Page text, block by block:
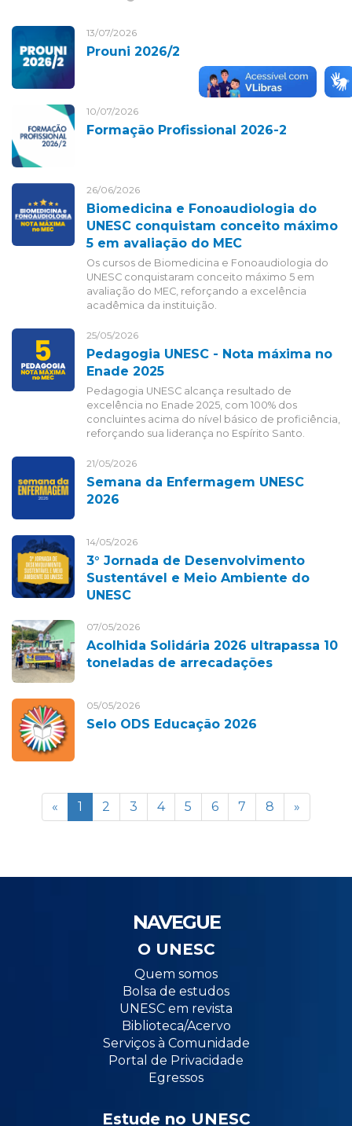
13/07/2026
Prouni 2026/2
10/07/2026
Formação Profissional 2026-2
26/06/2026
Biomedicina e Fonoaudiologia do
UNESC conquistam conceito máximo
5 em avaliação do MEC
Os cursos de Biomedicina e Fonoaudiologia do
UNESC conquistaram conceito máximo 5 em
avaliação do MEC, reforçando a excelência
acadêmica da instituição.
25/05/2026
Pedagogia UNESC - Nota máxima no
Enade 2025
Pedagogia UNESC alcança resultado de
excelência no Enade 2025, com 100% dos
concluintes acima do nível básico de proficiência,
reforçando sua liderança no Espírito Santo.
21/05/2026
Semana da Enfermagem UNESC
2026
14/05/2026
3° Jornada de Desenvolvimento
Sustentável e Meio Ambiente do
UNESC
07/05/2026
Acolhida Solidária 2026 ultrapassa 10
toneladas de arrecadações
05/05/2026
Selo ODS Educação 2026
« 1 2 3 4 5 6 7 8 »
NAVEGUE
O UNESC
Quem somos
Bolsa de estudos
UNESC em revista
Biblioteca/Acervo
Serviços à Comunidade
Portal de Privacidade
Egressos
Estude no UNESC